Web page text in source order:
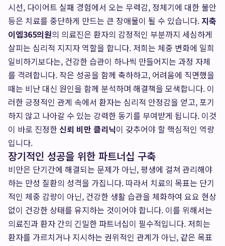
시선, 다이어트 실패 경험에서 오는 무력감, 정체기에 대한 불안
등은 치료를 중단하게 만드는 큰 장애물이 될 수 있습니다. 지축
이엠365의원의 의료진은 환자의 감정적인 부분까지 세심하게
살피는 심리적 지지자 역할을 합니다. 저희는 체중 변화에 일희
일비하기보다는, 건강한 습관이 하나씩 만들어지는 과정 자체
를 격려합니다. 작은 성공을 함께 축하하고, 어려움에 직면했을
때는 비난 대신 원인을 함께 분석하며 해결책을 모색합니다. 이
러한 긍정적인 관계 속에서 환자는 심리적 안정감을 얻고, 포기
하지 않고 나아갈 수 있는 강력한 동기를 부여받게 됩니다. 이것
이 바로 진정한신뢰 비만 클리닉이 갖추어야 할 핵심적인 역량
입니다.
장기적인 성공을 위한 파트너십 구축
비만은 단기간에 해결되는 문제가 아닌, 평생에 걸쳐 관리해야
하는 만성 질환의 성격을 가집니다. 따라서 치료의 목표는 단기
적인 체중 감량이 아닌, 건강한 생활 습관을 체화하여 요요 현상
없이 건강한 상태를 유지하는 것이어야 합니다. 이를 위해서는
의료진과 환자 간의 긴밀한 파트너십이 필수적입니다. 저희는
환자를 가르치거나 지시하는 권위적인 관계가 아닌, 같은 목표